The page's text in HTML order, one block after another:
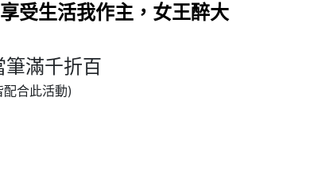
享受生活我作主，女王醉大
筆滿千折百
合此活動)